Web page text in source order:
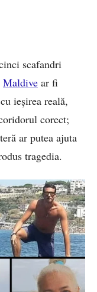
scafandri
Maldive ar fi
ieșirea reală,
corect;
ar putea ajuta
tragedia.